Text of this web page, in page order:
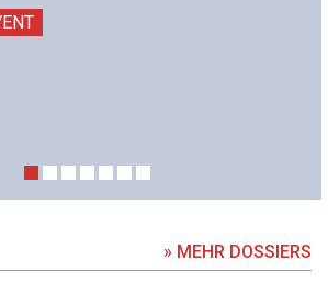
» MEHR DOSSIERS